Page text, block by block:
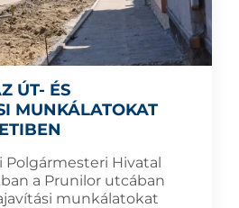
ÚT- ÉS
MUNKÁLATOKAT
Polgármesteri Hivatal
a Prunilor utcában
munkálatokat